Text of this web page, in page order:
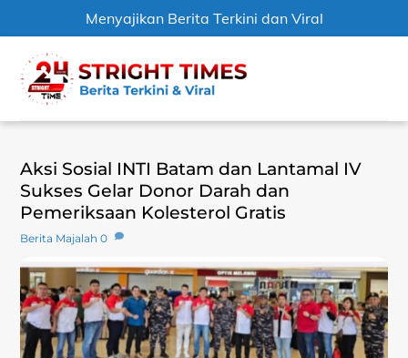
Menyajikan Berita Terkini dan Viral
content
Aksi Sosial INTI Batam dan Lantamal IV
Sukses Gelar Donor Darah dan
Pemeriksaan Kolesterol Gratis
Berita Majalah 0